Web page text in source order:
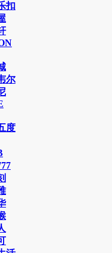
扣
尔
度